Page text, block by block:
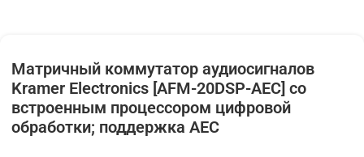
Матричный коммутатор аудиосигналов
Kramer Electronics [AFM-20DSP-AEC] со
встроенным процессором цифровой
обработки; поддержка AEC